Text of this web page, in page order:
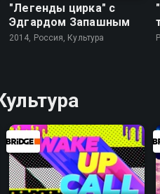
"Легенды цирка" с
Эдгардом Запашным
2014, Россия, Культура